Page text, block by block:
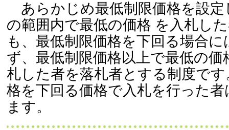
あらかじめ最低制限価格を設定
の範囲内で最低の価格 を入札し
も、最低制限価格を下回る場合
ず、最低制限価格以上で最低の価
札した者を落札者とする制度で
格を下回る価格で入札を行った
ます。